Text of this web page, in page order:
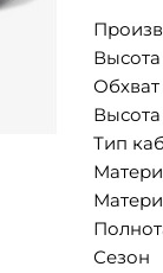
Тип
Сезон